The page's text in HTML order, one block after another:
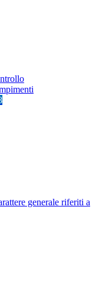
generale riferiti a